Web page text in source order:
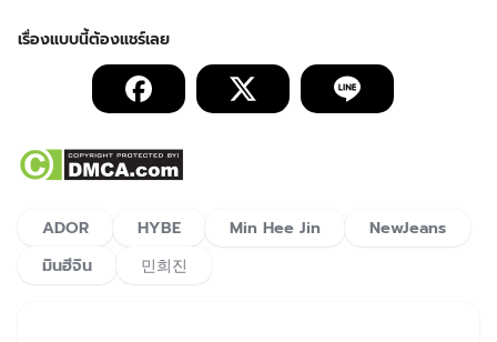
ADOR HYBE Min Hee Jin
NewJeans
มินฮีจิน
민희진